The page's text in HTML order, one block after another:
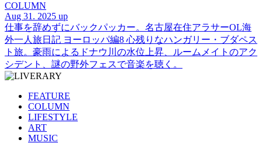
COLUMN
Aug 31. 2025 up
仕事を辞めずにバックパッカー。名古屋在住アラサーOL海
外一人旅日記 ヨーロッパ編8 心残りなハンガリー・ブダペス
ト旅。豪雨によるドナウ川の水位上昇、ルームメイトのアク
シデント、謎の野外フェスで音楽を聴く。
FEATURE
COLUMN
LIFESTYLE
ART
MUSIC